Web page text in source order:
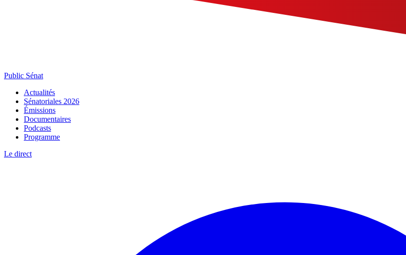
Public Sénat
Actualités
Sénatoriales 2026
Émissions
Documentaires
Podcasts
Programme
Le direct